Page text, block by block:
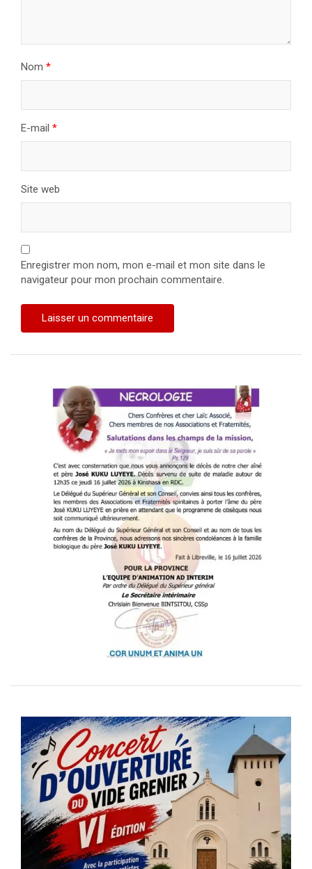
Nom *
E-mail *
Site web
Enregistrer mon nom, mon e-mail et mon site dans le
navigateur pour mon prochain commentaire.